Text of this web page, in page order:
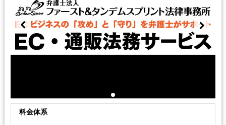
料金体系